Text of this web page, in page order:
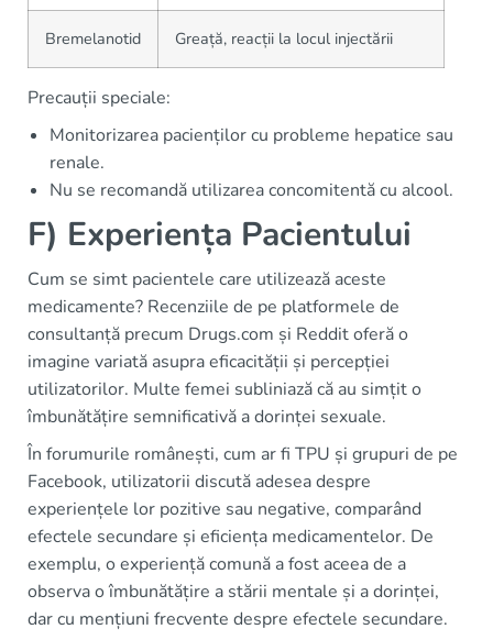
Bremelanotid Greață, reacții la locul injectării
Precauții speciale:
Monitorizarea pacienților cu probleme hepatice sau
renale.
Nu se recomandă utilizarea concomitentă cu alcool.
F) Experiența Pacientului
Cum se simt pacientele care utilizează aceste
medicamente? Recenziile de pe platformele de
consultanță precum Drugs.com și Reddit oferă o
imagine variată asupra eficacității și percepției
utilizatorilor. Multe femei subliniază că au simțit o
îmbunătățire semnificativă a dorinței sexuale.
În forumurile românești, cum ar fi TPU și grupuri de pe
Facebook, utilizatorii discută adesea despre
experiențele lor pozitive sau negative, comparând
efectele secundare și eficiența medicamentelor. De
exemplu, o experiență comună a fost aceea de a
observa o îmbunătățire a stării mentale și a dorinței,
dar cu mențiuni frecvente despre efectele secundare.